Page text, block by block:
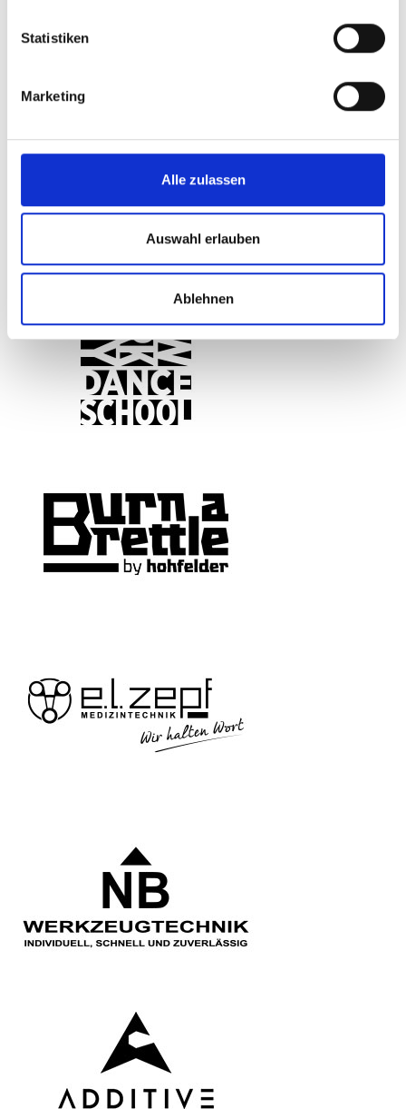
Statistiken
Marketing
Alle zulassen
Auswahl erlauben
Ablehnen